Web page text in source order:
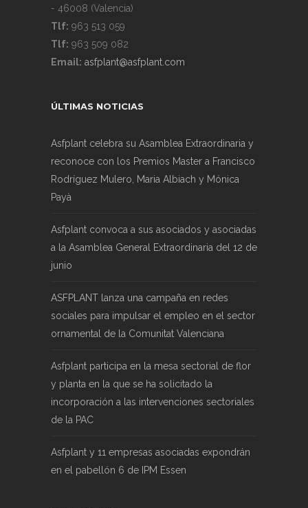
- 46008 (Valencia)
Tlf: 963 513 059
Tlf: 963 509 082
Email: asfplant@asfplant.com
ÚLTIMAS NOTICIAS
Asfplant celebra su Asamblea Extraordinaria y
reconoce con los Premios Master a Francisco
Rodríguez Mulero, Maria Albiach y Mónica
Payà
Asfplant convoca a sus asociados y asociadas
a la Asamblea General Extraordinaria del 12 de
junio
ASFPLANT lanza una campaña en redes
sociales para impulsar el empleo en el sector
ornamental de la Comunitat Valenciana
Asfplant participa en la mesa sectorial de flor
y planta en la que se ha solicitado la
incorporación a las intervenciones sectoriales
de la PAC
Asfplant y 11 empresas asociadas expondrán
en el pabellón 6 de IPM Essen